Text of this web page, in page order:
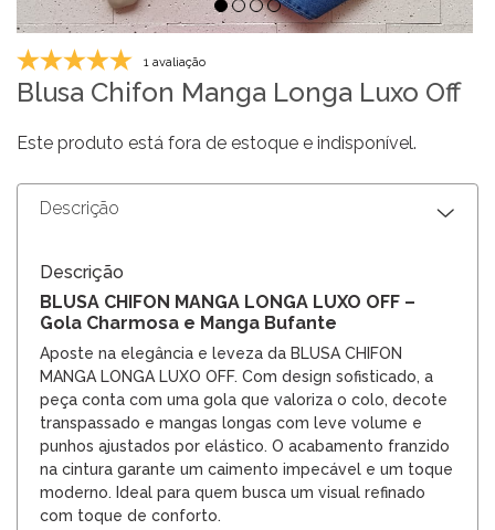
1 avaliação
Blusa Chifon Manga Longa Luxo Off
Este produto está fora de estoque e indisponível.
Descrição
Descrição
BLUSA CHIFON MANGA LONGA LUXO OFF –
Gola Charmosa e Manga Bufante
Aposte na elegância e leveza da BLUSA CHIFON
MANGA LONGA LUXO OFF. Com design sofisticado, a
peça conta com uma gola que valoriza o colo, decote
transpassado e mangas longas com leve volume e
punhos ajustados por elástico. O acabamento franzido
na cintura garante um caimento impecável e um toque
moderno. Ideal para quem busca um visual refinado
com toque de conforto.